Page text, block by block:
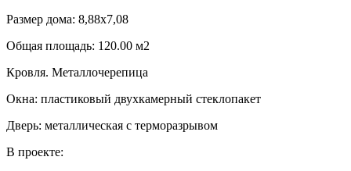
Размер дома: 8,88х7,08
Общая площадь: 120.00 м2
Кровля. Металлочерепица
Окна: пластиковый двухкамерный стеклопакет
Дверь: металлическая с терморазрывом
В проекте: